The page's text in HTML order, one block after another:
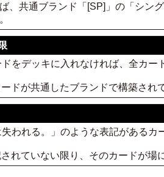
、共通ブランド「[SP]」の「シン
をデッキに入れなければ、全カ
ドが共通したブランドで構築され
われる。」のような表記がある
れていない限り、そのカードが場